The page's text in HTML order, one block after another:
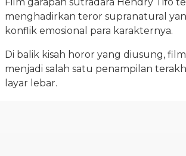
menghadirkan teror supranatural
konflik emosional para karakternya.
Di balik kisah horor yang diusung,
menjadi salah satu penampilan
layar lebar.